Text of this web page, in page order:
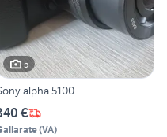
5
alpha 5100
€
(VA)